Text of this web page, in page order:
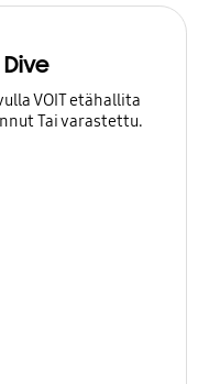
VOIT etähallita
Tai varastettu.